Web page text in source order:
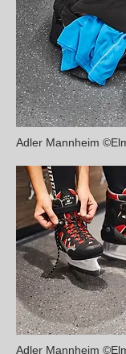
Adler Mannheim
Adler Mannheim